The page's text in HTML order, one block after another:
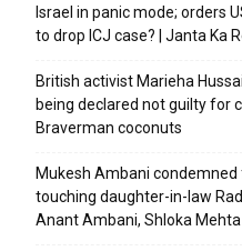
Israel in panic mode; orders
to drop ICJ case? | Janta Ka
British activist Marieha
being declared not guilty for
Braverman coconuts
Mukesh Ambani
touching daughter-in-law
Anant Ambani, Shloka Mehta